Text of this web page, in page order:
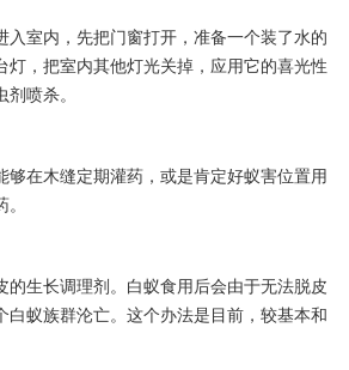
入室内，先把门窗打开，准备一个装了水的
灯，把室内其他灯光关掉，应用它的喜光性
喷杀。
够在木缝定期灌药，或是肯定好蚁害位置用
的生长调理剂。白蚁食用后会由于无法脱皮
白蚁族群沦亡。这个办法是目前，较基本和